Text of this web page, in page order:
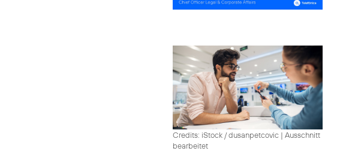
Credits: iStock / dusanpetcovic | Ausschnitt
bearbeitet